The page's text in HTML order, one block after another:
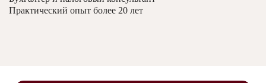
Практический опыт более 20 лет